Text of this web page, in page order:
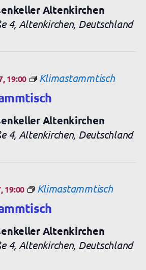
Altenkirchen
4, Altenkirchen, Deutschland
19:00 Klimastammtisch
Altenkirchen
4, Altenkirchen, Deutschland
19:00 Klimastammtisch
Altenkirchen
4, Altenkirchen, Deutschland